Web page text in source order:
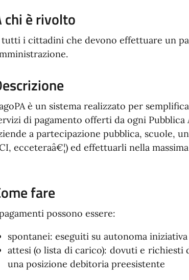
chi è rivolto
tutti i cittadini che devono effettuare un
è un sistema realizzato per
di pagamento offerti da ogni
a partecipazione pubblica, scuole,
ecceteraâ€¦) ed effettuarli nella
fare
possono essere:
spontanei: eseguiti su autonoma
attesi (o lista di carico): dovuti e richiesti
una posizione debitoria preesistente